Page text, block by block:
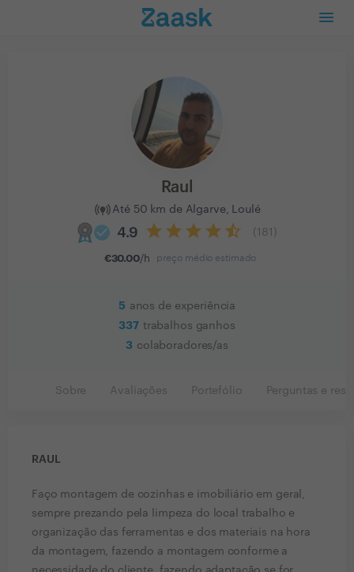
Raul
Até 50 km de Algarve, Loulé
4.9 181
check_circle
€30.00/h preço médio estimado
5 anos de experiência
337 trabalhos ganhos
3 colaboradores/as
Sobre Avaliações Portefólio Perguntas e
RAUL
Faço montagem de cozinhas e imobiliário em geral,
sempre prezando pela limpeza do local trabalho e
organização das ferramentas e dos materiais na hora
da montagem, fazendo a montagem conforme a